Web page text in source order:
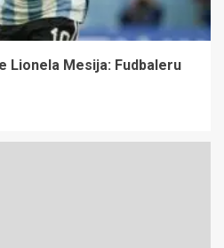
Lionela Mesija: Fudbaleru